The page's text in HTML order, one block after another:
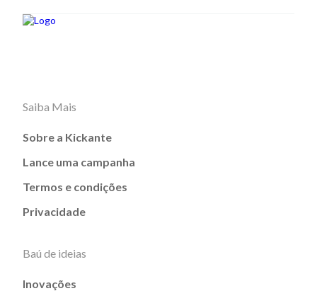
Saiba Mais
Sobre a Kickante
Lance uma campanha
Termos e condições
Privacidade
Baú de ideias
Inovações